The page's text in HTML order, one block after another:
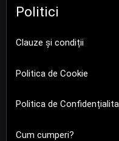
Politici
Clauze și condiții
Politica de Cookie
Politica de
Cum cumperi?